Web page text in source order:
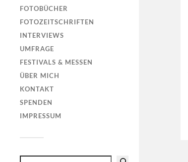
FOTOBÜCHER
FOTOZEITSCHRIFTEN
INTERVIEWS
UMFRAGE
FESTIVALS & MESSEN
ÜBER MICH
KONTAKT
SPENDEN
IMPRESSUM